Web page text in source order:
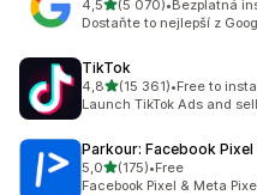
4,5z 5 hvězd
(5 070)
Celkový počet recenzí:
•Bezplatná
Dostaňte to nejlepší z
TikTok
4,8z 5 hvězd
(15 361)
Celkový počet recenzí:
•Free to
Launch TikTok Ads and
Parkour: Facebook Pixel
5,0z 5 hvězd
(175)
Celkový počet recenzí: 175
•Free
Facebook Pixel & Meta